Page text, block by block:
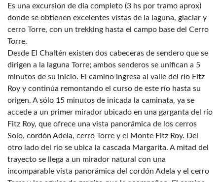
Es una excursion de dia completo (3 hs por tramo aprox)
donde se obtienen excelentes vistas de la laguna, glaciar y
cerro Torre, con un trekking hasta el campo base del Cerro
Torre.
Desde El Chaltén existen dos cabeceras de sendero que se
dirigen a la laguna Torre; ambos senderos se unifican a 5
minutos de su inicio. El camino ingresa al valle del río Fitz
Roy y continúa remontando el curso de este río hasta su
origen. A sólo 15 minutos de inicada la caminata, ya se
accede a un primer mirador ubicado en una garganta del río
Fitz Roy, que ofrece una vista panorámica de los cerros
Solo, cordón Adela, cerro Torre y el Monte Fitz Roy. Del
otro lado del río se ubica la cascada Margarita. A mitad del
trayecto se llega a un mirador natural con una
incomparable vista panorámica del cordón Adela y el cerro